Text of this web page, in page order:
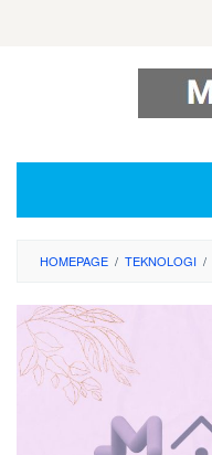
HOMEPAGE / TEKNOLOGI /